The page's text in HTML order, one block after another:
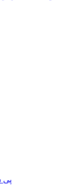
پی